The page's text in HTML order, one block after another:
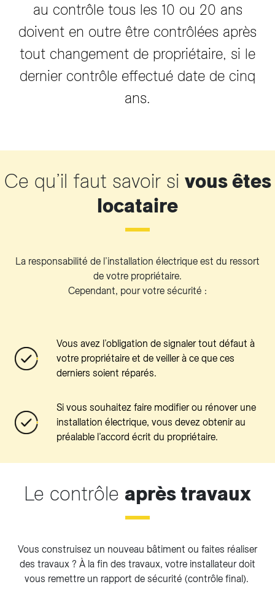
au contrôle tous les 10 ou 20 ans
doivent en outre être contrôlées après
tout changement de propriétaire, si le
dernier contrôle effectué date de cinq
ans.
Ce qu’il faut savoir si vous êtes
locataire
La responsabilité de l’installation électrique est du ressort
de votre propriétaire.
Cependant, pour votre sécurité :
Vous avez l’obligation de signaler tout défaut à
votre propriétaire et de veiller à ce que ces
derniers soient réparés.
Si vous souhaitez faire modifier ou rénover une
installation électrique, vous devez obtenir au
préalable l’accord écrit du propriétaire.
Le contrôle après travaux
Vous construisez un nouveau bâtiment ou faites réaliser
des travaux ? À la fin des travaux, votre installateur doit
vous remettre un rapport de sécurité (contrôle final).